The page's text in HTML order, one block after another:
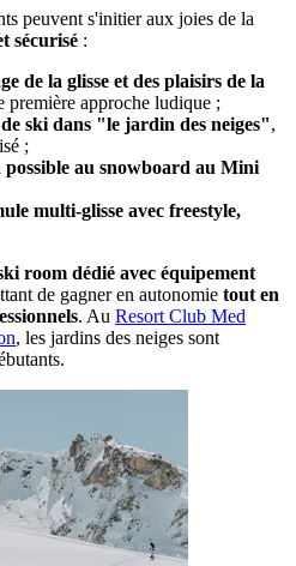
peuvent s'initier aux joies de la
sécurisé :
de la glisse et des plaisirs de la
première approche ludique ;
ski dans "le jardin des neiges",
;
au snowboard au Mini
multi-glisse avec freestyle,
room dédié avec équipement
de gagner en autonomie tout en
. Au Resort Club Med
, les jardins des neiges sont